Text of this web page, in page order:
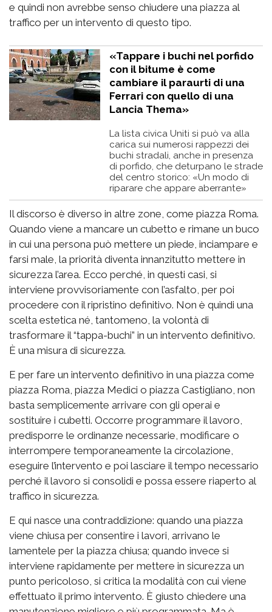
e quindi non avrebbe senso chiudere una piazza al
traffico per un intervento di questo tipo.
«Tappare i buchi nel porfido
con il bitume è come
cambiare il paraurti di una
Ferrari con quello di una
Lancia Thema»
La lista civica Uniti si può va alla
carica sui numerosi rappezzi dei
buchi stradali, anche in presenza
di porfido, che deturpano le strade
del centro storico: «Un modo di
riparare che appare aberrante»
Il discorso è diverso in altre zone, come piazza Roma.
Quando viene a mancare un cubetto e rimane un buco
in cui una persona può mettere un piede, inciampare e
farsi male, la priorità diventa innanzitutto mettere in
sicurezza l’area. Ecco perché, in questi casi, si
interviene provvisoriamente con l’asfalto, per poi
procedere con il ripristino definitivo. Non è quindi una
scelta estetica né, tantomeno, la volontà di
trasformare il “tappa-buchi” in un intervento definitivo.
È una misura di sicurezza.
E per fare un intervento definitivo in una piazza come
piazza Roma, piazza Medici o piazza Castigliano, non
basta semplicemente arrivare con gli operai e
sostituire i cubetti. Occorre programmare il lavoro,
predisporre le ordinanze necessarie, modificare o
interrompere temporaneamente la circolazione,
eseguire l’intervento e poi lasciare il tempo necessario
perché il lavoro si consolidi e possa essere riaperto al
traffico in sicurezza.
E qui nasce una contraddizione: quando una piazza
viene chiusa per consentire i lavori, arrivano le
lamentele per la piazza chiusa; quando invece si
interviene rapidamente per mettere in sicurezza un
punto pericoloso, si critica la modalità con cui viene
effettuato il primo intervento. È giusto chiedere una